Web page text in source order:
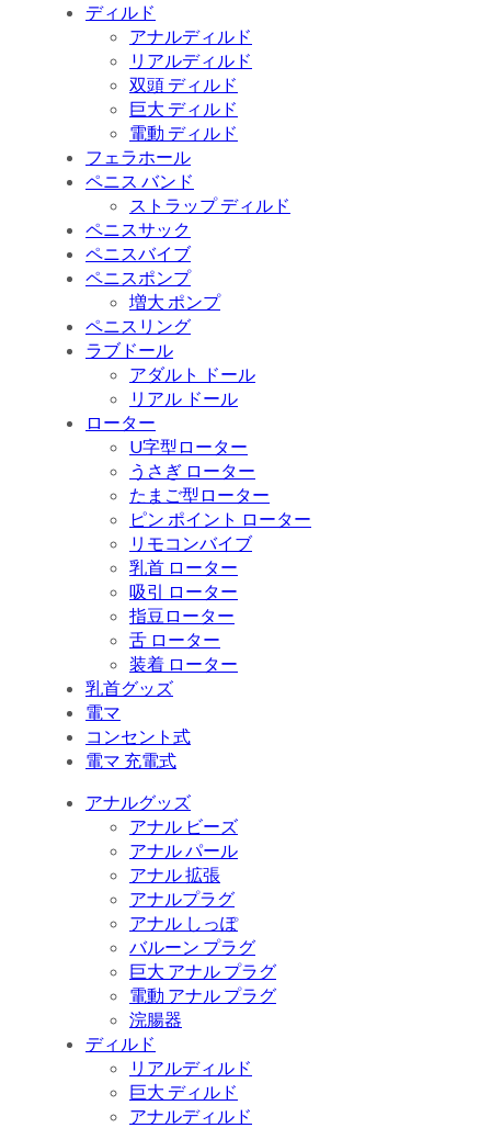
ディルド
アナルディルド
リアルディルド
双頭 ディルド
巨大 ディルド
電動 ディルド
フェラホール
ペニス バンド
ストラップ ディルド
ペニスサック
ペニスバイブ
ペニスポンプ
増大 ポンプ
ペニスリング
ラブドール
アダルト ドール
リアル ドール
ローター
U字型ローター
うさぎ ローター
たまご型ローター
ピン ポイント ローター
リモコンバイブ
乳首 ローター
吸引 ローター
指豆ローター
舌 ローター
装着 ローター
乳首グッズ
電マ
コンセント式
電マ 充電式
アナルグッズ
アナル ビーズ
アナル パール
アナル 拡張
アナルプラグ
アナル しっぽ
バルーン プラグ
巨大 アナル プラグ
電動 アナル プラグ
浣腸器
ディルド
リアルディルド
巨大 ディルド
アナルディルド